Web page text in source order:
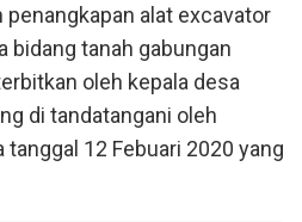
alat excavator
bidang tanah gabungan
oleh kepala desa
di tandatangani oleh
12 Febuari 2020 yang